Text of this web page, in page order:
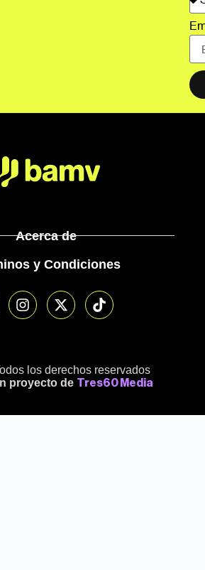
Acerca de
y Condiciones
los derechos reservados
proyecto de Tres60 Media